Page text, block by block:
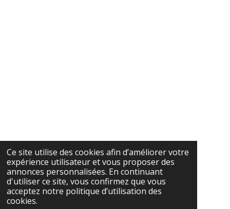
Ce site utilise des cookies afin d’améliorer votre
expérience utilisateur et vous proposer des
annonces personnalisées. En continuant
d'utiliser ce site, vous confirmez que vous
acceptez notre politique d’utilisation des
cookies.